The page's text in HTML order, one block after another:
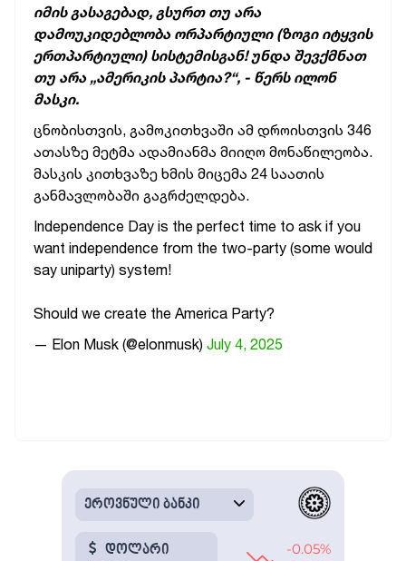
იმის გასაგებად, გსურთ თუ არა
დამოუკიდებლობა ორპარტიული (ზოგი იტყვის
ერთპარტიული) სისტემისგან! უნდა შევქმნათ
თუ არა „ამერიკის პარტია?“, - წერს ილონ
მასკი.
ცნობისთვის, გამოკითხვაში ამ დროისთვის 346
ათასზე მეტმა ადამიანმა მიიღო მონაწილეობა.
მასკის კითხვაზე ხმის მიცემა 24 საათის
განმავლობაში გაგრძელდება.
Independence Day is the perfect time to ask if you
want independence from the two-party (some would
say uniparty) system!
Should we create the America Party?
— Elon Musk (@elonmusk) July 4, 2025